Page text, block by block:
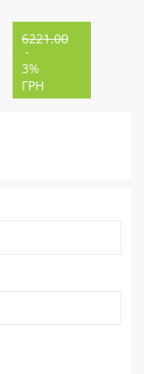
6221.00
-
3%
ГРН